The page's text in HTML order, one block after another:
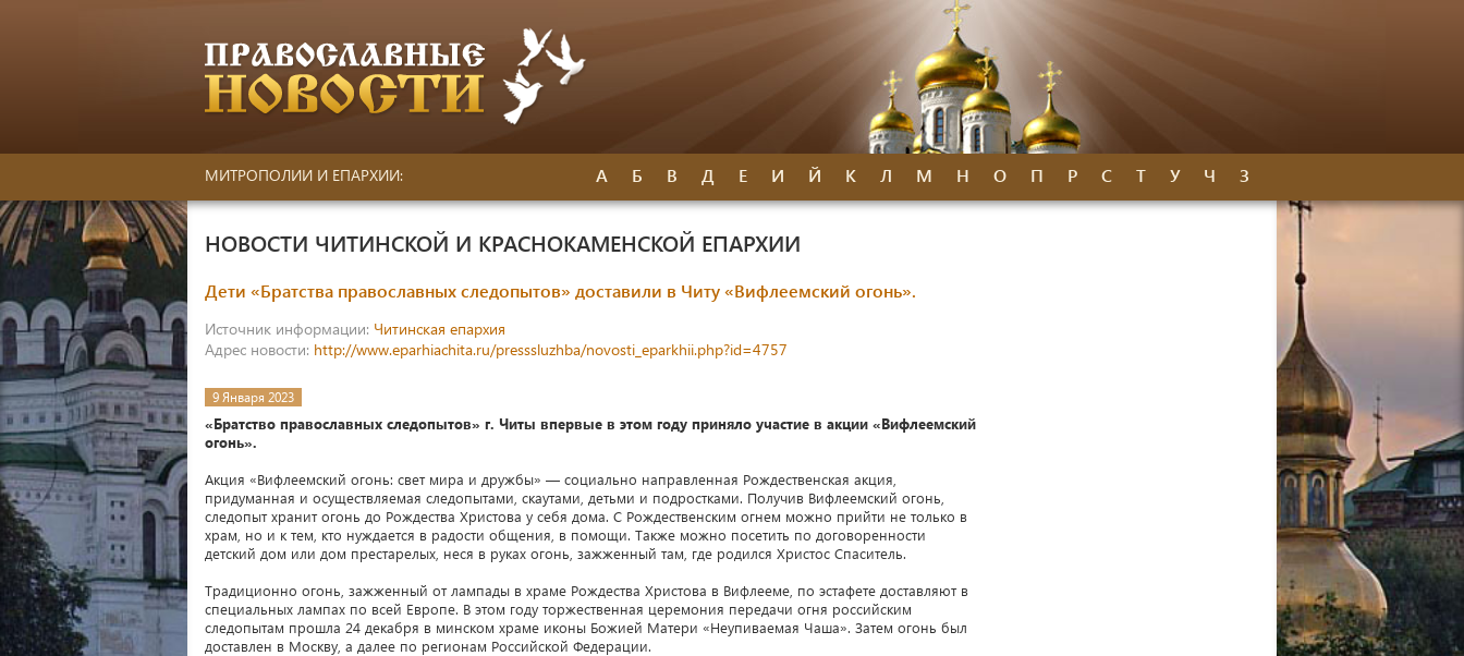
МИТРОПОЛИИ И ЕПАРХИИ: А Б В Д Е И Й К Л М Н О П Р С Т У Ч З
НОВОСТИ ЧИТИНСКОЙ И КРАСНОКАМЕНСКОЙ ЕПАРХИИ
Дети «Братства православных следопытов» доставили в Читу «Вифлеемский огонь».
Источник информации: Читинская епархия
Адрес новости: http://www.eparhiachita.ru/presssluzhba/novosti_eparkhii.php?id=4757
9 Января 2023
«Братство православных следопытов» г. Читы впервые в этом году приняло участие в акции «Вифлеемский
огонь».
Акция «Вифлеемский огонь: свет мира и дружбы» — социально направленная Рождественская акция,
придуманная и осуществляемая следопытами, скаутами, детьми и подростками. Получив Вифлеемский огонь,
следопыт хранит огонь до Рождества Христова у себя дома. С Рождественским огнем можно прийти не только в
храм, но и к тем, кто нуждается в радости общения, в помощи. Также можно посетить по договоренности
детский дом или дом престарелых, неся в руках огонь, зажженный там, где родился Христос Спаситель.
Традиционно огонь, зажженный от лампады в храме Рождества Христова в Вифлееме, по эстафете доставляют в
специальных лампах по всей Европе. В этом году торжественная церемония передачи огня российским
следопытам прошла 24 декабря в минском храме иконы Божией Матери «Неупиваемая Чаша». Затем огонь был
доставлен в Москву, а далее по регионам Российской Федерации.